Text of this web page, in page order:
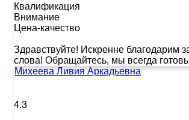
Квалификация
Внимание
Цена-качество
Здравствуйте! Искренне благодарим
слова! Обращайтесь, мы всегда
Михеева Ливия Аркадьевна
4.3